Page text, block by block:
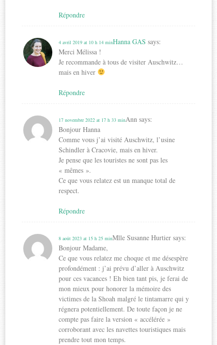
Répondre
Hanna GAS says:
4 avril 2019 at 10 h 14 min
Merci Mélissa !
Je recommande à tous de visiter Auschwitz…
mais en hiver
Répondre
Ann says:
17 novembre 2022 at 17 h 33 min
Bonjour Hanna
Comme vous j’ai visité Auschwitz, l’usine
Schindler à Cracovie, mais en hiver.
Je pense que les touristes ne sont pas les
« mêmes ».
Ce que vous relatez est un manque total de
respect.
Répondre
Mlle Susanne Hurtier says:
8 août 2023 at 15 h 25 min
Bonjour Madame,
Ce que vous relatez me choque et me désespère
profondément : j’ai prévu d’aller à Auschwitz
pour ces vacances ! Eh bien tant pis, je ferai de
mon mieux pour honorer la mémoire des
victimes de la Shoah malgré le tintamarre qui y
régnera potentiellement. De toute façon je ne
compte pas faire la version « accélérée »
corroborant avec les navettes touristiques mais
prendre tout mon temps.